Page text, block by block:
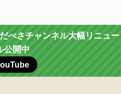
べさチャンネル大幅リニュー
公開中